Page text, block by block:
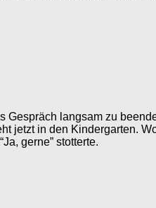
Gespräch langsam zu
jetzt in den Kindergarten.
gerne” stotterte.